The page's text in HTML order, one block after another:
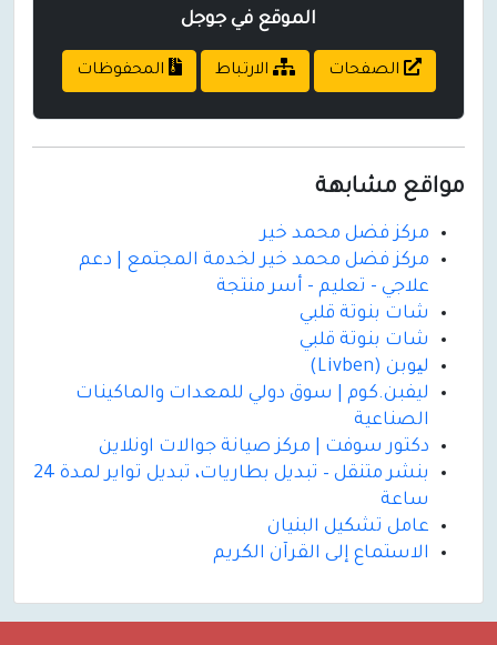
الموقع في جوجل
الصفحات الارتباط المحفوظات
مواقع مشابهة
مركز فضل محمد خير
مركز فضل محمد خير لخدمة المجتمع | دعم
علاجي - تعليم - أسر منتجة
شات بنوتة قلبي
شات بنوتة قلبي
لیوبن (Livben)
ليفبن.كوم | سوق دولي للمعدات والماكينات
الصناعية
دكتور سوفت | مركز صيانة جوالات اونلاين
بنشر متنقل – تبديل بطاريات، تبديل تواير لمدة 24
ساعة
عامل تشكيل البنيان
الاستماع إلى القرآن الكريم